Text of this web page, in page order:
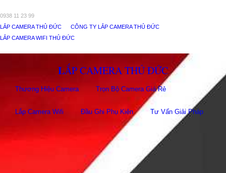
0938 11 23 99
LẮP CAMERA THỦ ĐỨC
CÔNG TY LẮP CAMERA THỦ ĐỨC
LẮP CAMERA WIFI THỦ ĐỨC
LẮP CAMERA THỦ ĐỨC
Thương Hiệu Camera Trọn Bộ Camera Giá Rẻ
Lắp Camera Wifi Đầu Ghi Phụ Kiên Tư Vấn Giải Pháp